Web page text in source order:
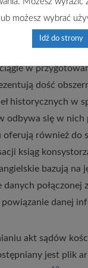
cyfrowej.
, Cause
Revealed 10
w
dość
historycznych w
odbywa się w
również do
ksiąg
bazują na
połączonej
danej
akt sądów
jest plik
możesz wybrać
Idź do strony